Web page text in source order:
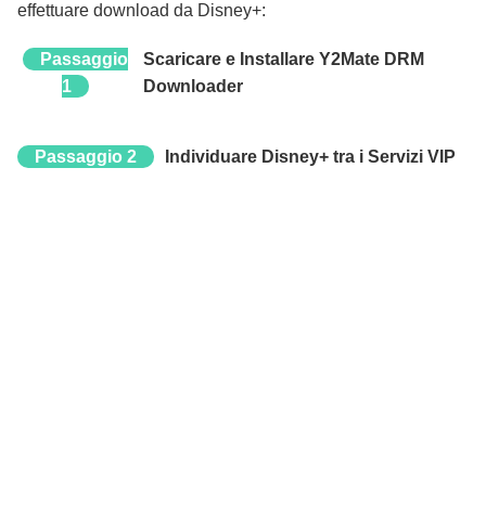
effettuare download da Disney+:
Passaggio
1
Scaricare e Installare Y2Mate DRM
Downloader
Passaggio 2 Individuare Disney+ tra i Servizi VIP